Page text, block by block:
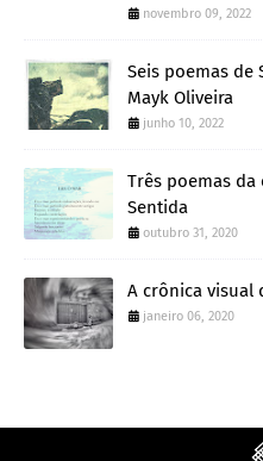
novembro 09, 2022
Seis poemas de
Mayk Oliveira
junho 10, 2022
Três poemas da
Sentida
outubro 31, 2020
A crônica visual
janeiro 06, 2020